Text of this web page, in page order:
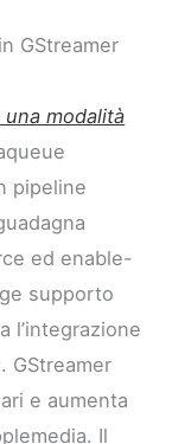
GStreamer
modalità
pipeline
ed enable-
supporto
l’integrazione
GStreamer
e aumenta
Il